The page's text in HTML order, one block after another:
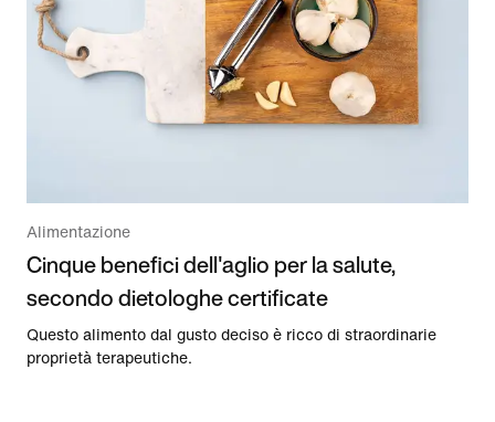
Alimentazione
Cinque benefici dell'aglio per la salute,
secondo dietologhe certificate
Questo alimento dal gusto deciso è ricco di straordinarie
proprietà terapeutiche.